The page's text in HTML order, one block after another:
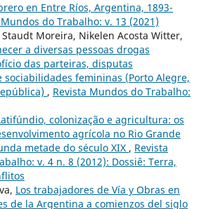
en Entre Ríos, Argentina, 1893-
do Trabalho: v. 13 (2021)
Staudt Moreira, Nikelen Acosta Witter,
a diversas pessoas drogas
das parteiras, disputas
sociabilidades femininas (Porto Alegre,
, Revista Mundos do Trabalho:
colonização e agricultura: os
agrícola no Rio Grande
metade do século XIX , Revista
v. 4 n. 8 (2012): Dossiê: Terra,
Los trabajadores de Vía y Obras en
de la Argentina a comienzos del siglo